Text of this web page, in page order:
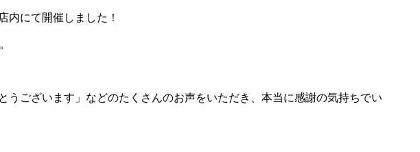
内にて開催しました！
ございます」などのたくさんのお声をいただき、本当に感謝の気持ちでい